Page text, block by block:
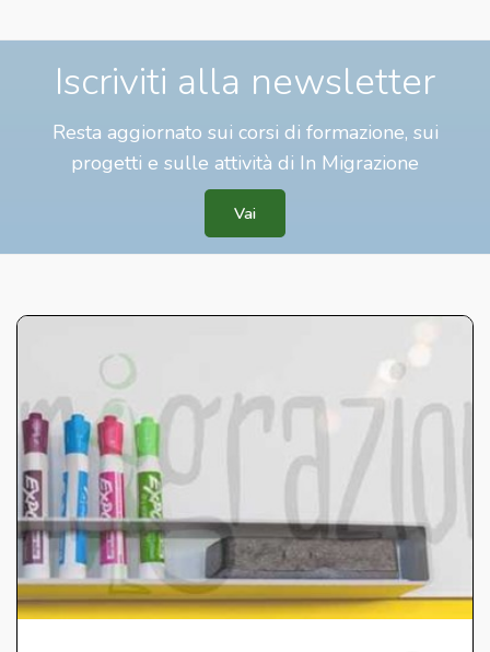
Iscriviti alla newsletter
Resta aggiornato sui corsi di formazione, sui
progetti e sulle attività di In Migrazione
Vai